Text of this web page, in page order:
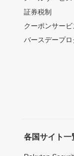
証券税制
クーポンサービ
バースデープロ
各国サイト